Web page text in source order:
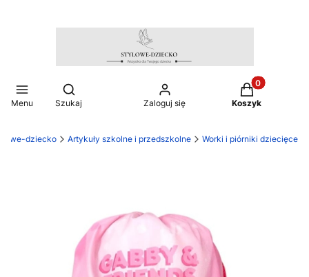
Menu
Otwórz wyszukiwarkę
Szukaj Zaloguj się
Produkty w
Koszyk
dziecko Artykuły szkolne i przedszkolne Worki i piórniki dziecięce